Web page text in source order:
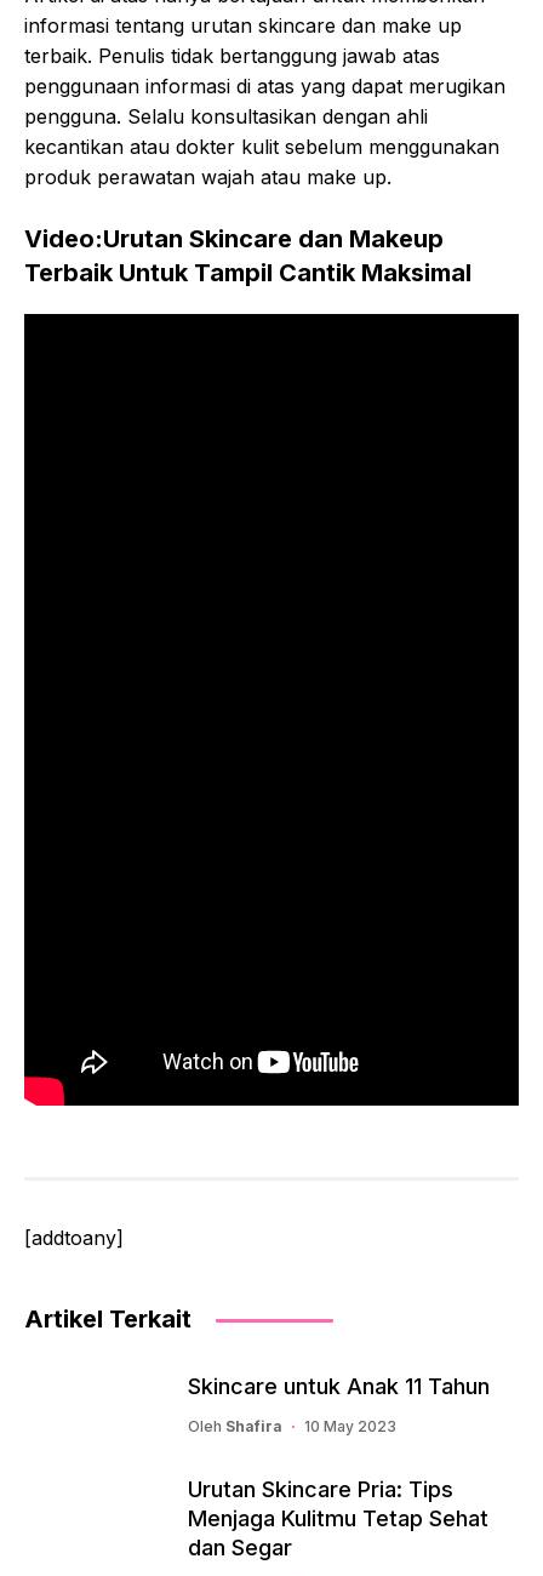
informasi tentang urutan skincare dan make up
terbaik. Penulis tidak bertanggung jawab atas
penggunaan informasi di atas yang dapat merugikan
pengguna. Selalu konsultasikan dengan ahli
kecantikan atau dokter kulit sebelum menggunakan
produk perawatan wajah atau make up.
Video:Urutan Skincare dan Makeup
Terbaik Untuk Tampil Cantik Maksimal
[addtoany]
Artikel Terkait
Skincare untuk Anak 11 Tahun
Oleh Shafira 10 May 2023
Urutan Skincare Pria: Tips
Menjaga Kulitmu Tetap Sehat
dan Segar